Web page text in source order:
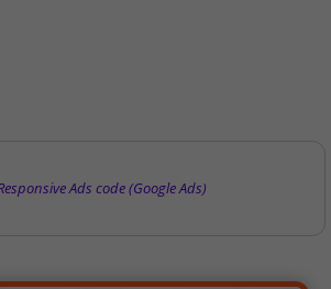
Ads code (Google Ads)